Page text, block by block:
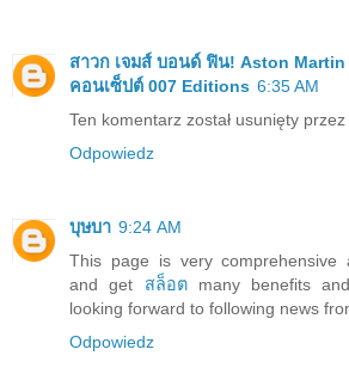
สาวก เจมส์ บอนด์ ฟิน! Aston Martin
คอนเซ็ปต์ 007 Editions 6:35 AM
Ten komentarz został usunięty przez
Odpowiedz
บุษบา 9:24 AM
This page is very comprehensive
and get สล็อตmany benefits
looking forward to following news
Odpowiedz